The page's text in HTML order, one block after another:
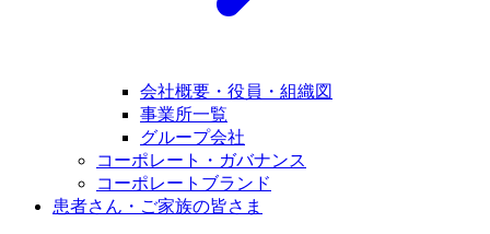
会社概要・役員・組織図
事業所一覧
グループ会社
コーポレート・ガバナンス
コーポレートブランド
患者さん・ご家族の皆さま